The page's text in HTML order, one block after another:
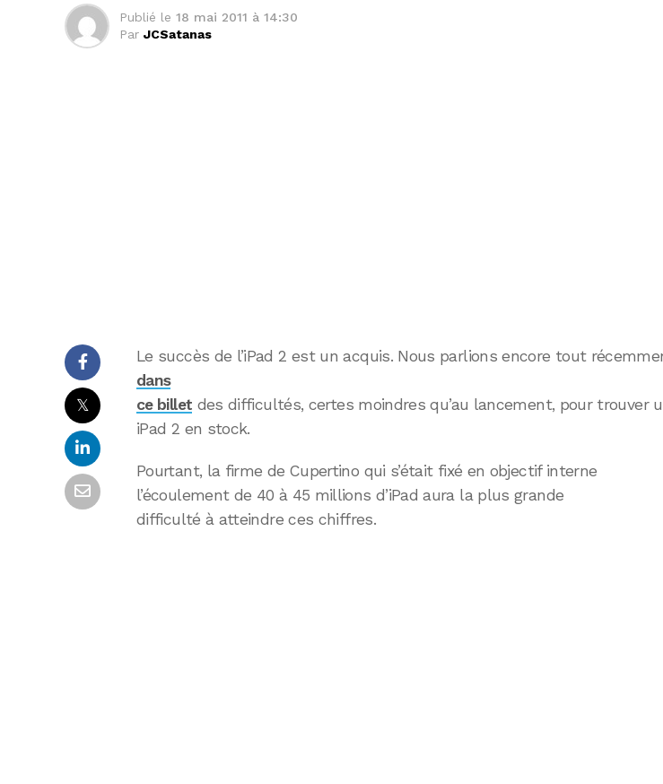
Publié le 18 mai 2011 à 14:30
Par JCSatanas
𝕏
Le succès de l’iPad 2 est un acquis. Nous parlions encore tout
dans
ce billet des difficultés, certes moindres qu’au lancement, pour trouver
iPad 2 en stock.
Pourtant, la firme de Cupertino qui s’était fixé en objectif interne
l’écoulement de 40 à 45 millions d’iPad aura la plus grande
difficulté à atteindre ces chiffres.